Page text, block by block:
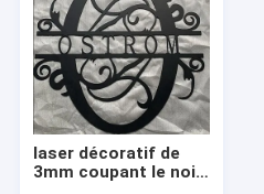
laser décoratif de
3mm coupant le noir